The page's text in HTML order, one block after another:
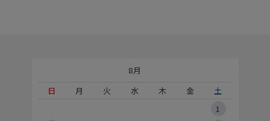
8月
日
月 火 水 木 金
土
1